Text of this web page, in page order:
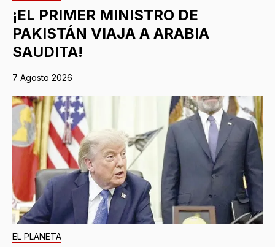
¡EL PRIMER MINISTRO DE
PAKISTÁN VIAJA A ARABIA
SAUDITA!
7 Agosto 2026
EL PLANETA